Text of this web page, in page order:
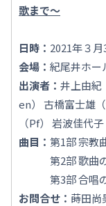
歌まで～
日時： 2021年３
会場： 紀尾井ホー
出演者： 井上由紀
en） 古橋富士雄
（Pf） 岩波佳代
曲目： 第1部 宗教
第2部 歌曲の
第3部 合唱の
お問合せ： 蒔田尚